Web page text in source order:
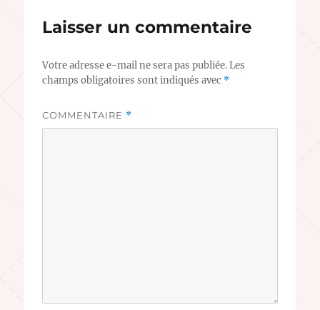
Laisser un commentaire
Votre adresse e-mail ne sera pas publiée. Les
champs obligatoires sont indiqués avec *
COMMENTAIRE *